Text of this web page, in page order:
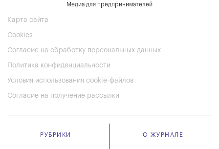
Медиа для предпринимателей
Карта сайта
Cookies
Согласие на обработку персональных данных
Политика конфиденциальности
Условия использования cookie-файлов
Согласие на получение рассылки
РУБРИКИ О ЖУРНАЛЕ